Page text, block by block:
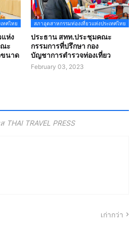
ทศไทย
แห่ง
ณะ
ขนาด
สภาอุตสาหกรรมท่องเที่ยวแห่งประเทศไทย
ประธาน สทท.ประชุมคณะ
กรรมการที่ปรึกษา กอง
บัญชาการตำรวจท่องเที่ยว
February 03, 2023
THAI TRAVEL PRESS
เก่ากว่า